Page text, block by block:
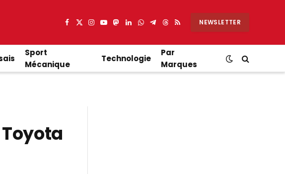
Facebook
X
Instagram
YouTube
Mastodon
LinkedIn
WhatsApp
Partager
Telegram
Threads
RSS NEWSLETTER
Sport
Mécanique
Technologie
Par
Marques